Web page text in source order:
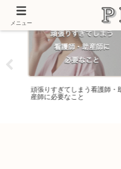
頑張りすぎてしまう看護師・助
産師に必要なこと
メニュー